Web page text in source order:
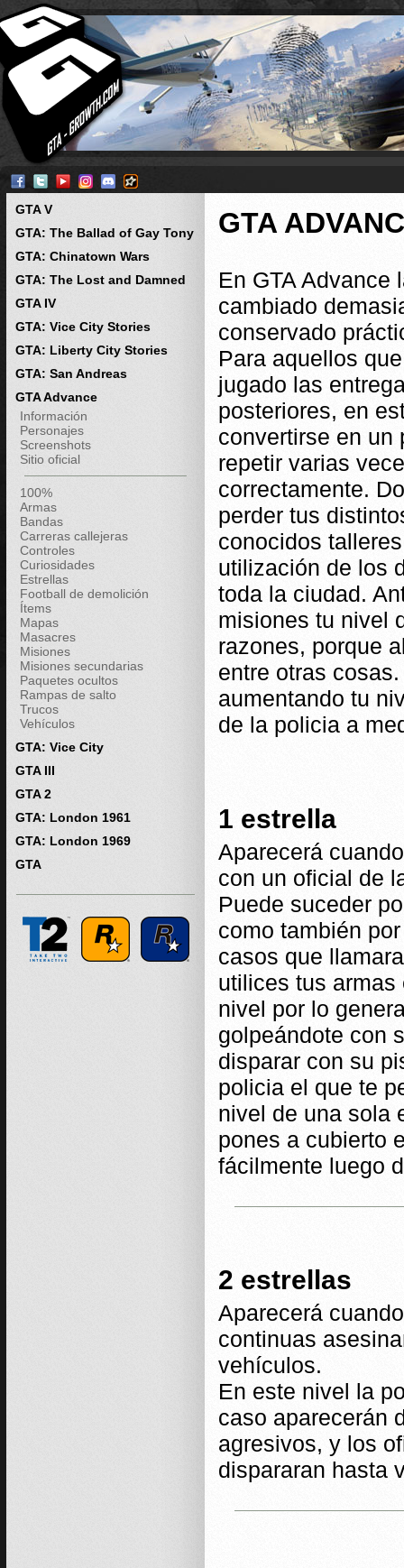
GTA V
GTA: The Ballad of Gay Tony
GTA: Chinatown Wars
GTA: The Lost and Damned
GTA IV
GTA: Vice City Stories
GTA: Liberty City Stories
GTA: San Andreas
GTA Advance
Información
Personajes
Screenshots
Sitio oficial
100%
Armas
Bandas
Carreras callejeras
Controles
Curiosidades
Estrellas
Football de demolición
Ítems
Mapas
Masacres
Misiones
Misiones secundarias
Paquetes ocultos
Rampas de salto
Trucos
Vehículos
GTA: Vice City
GTA III
GTA 2
GTA: London 1961
GTA: London 1969
GTA
GTA
En GTA Advance
cambiado
conservado
Para aquellos
jugado las
posteriores, en
convertirse en un
repetir varias
correctamente.
perder tus
conocidos
utilización de los
toda la ciudad.
misiones tu nivel
razones, porque
entre otras
aumentando tu
de la policia a
1 estrella
Aparecerá
con un oficial de
Puede suceder
como también
casos que
utilices tus
nivel por lo
golpeándote con
disparar con su
policia el que te
nivel de una sola
pones a cubierto
fácilmente luego
2 estrellas
Aparecerá
continuas
vehículos.
En este nivel la
caso aparecerán
agresivos, y los
dispararan hasta